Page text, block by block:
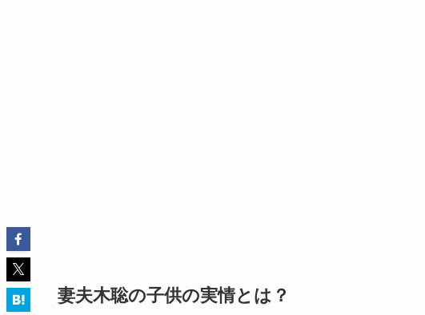
妻夫木聡の子供の実情とは？